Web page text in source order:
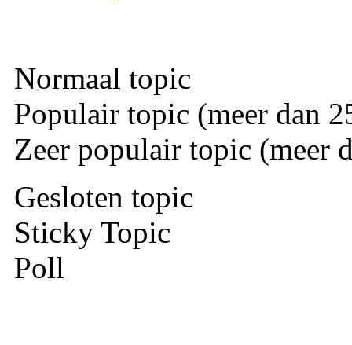
Normaal topic
Populair topic (meer dan
Zeer populair topic (meer
Gesloten topic
Sticky Topic
Poll